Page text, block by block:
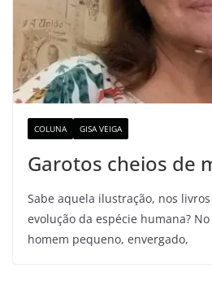
COLUNA GISA VEIGA
Garotos cheios de
Sabe aquela ilustração, nos
evolução da espécie humana?
homem pequeno, envergado,